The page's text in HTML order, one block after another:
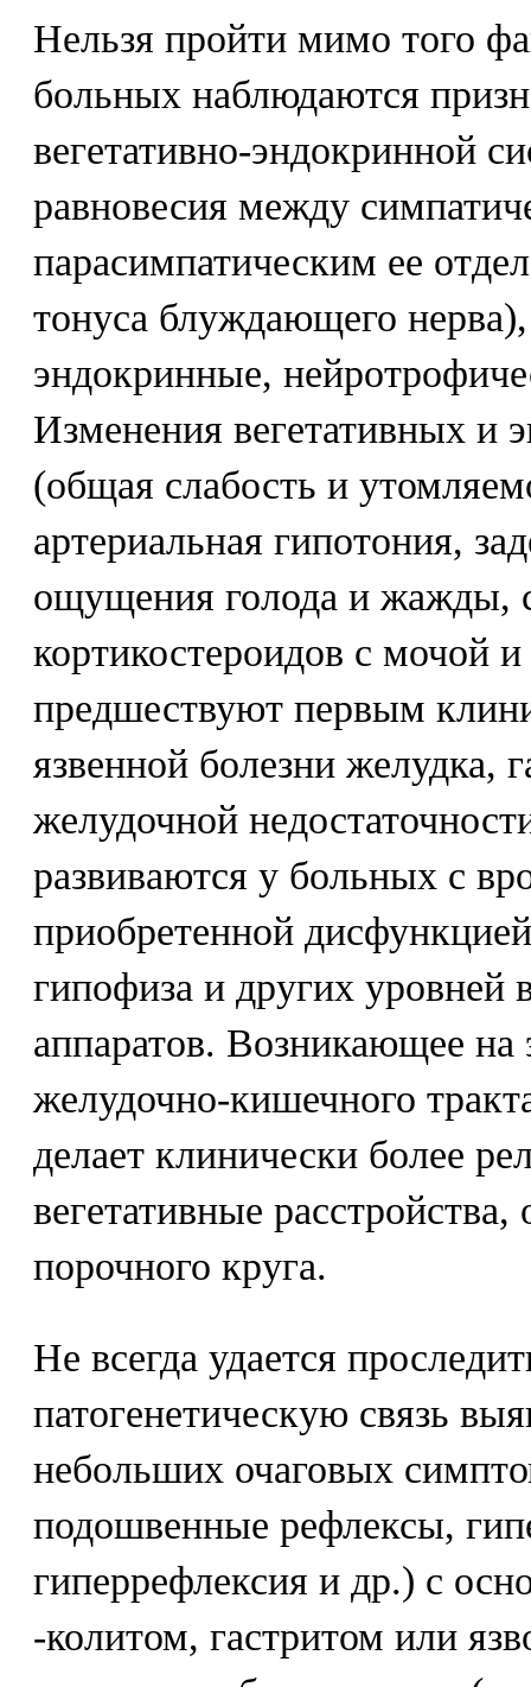
Нельзя пройти мимо того
больных наблюдаются
вегетативно-эндокринной
равновесия между
парасимпатическим ее
тонуса блуждающего
эндокринные,
Изменения вегетативных и
(общая слабость и
артериальная гипотония,
ощущения голода и жажды,
кортикостероидов с мочой
предшествуют первым
язвенной болезни желудка,
желудочной
развиваются у больных с
приобретенной
гипофиза и других уровней
аппаратов. Возникающее на
желудочно-кишечного
делает клинически более
вегетативные
порочного круга.
Не всегда удается
патогенетическую связь
небольших очаговых
подошвенные рефлексы,
гиперрефлексия и др.) с
-колитом, гастритом или